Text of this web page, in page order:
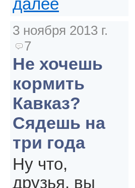
далее
3 ноября 2013 г.
7
Не хочешь
кормить
Кавказ?
Сядешь на
три года
Ну что,
друзья, вы